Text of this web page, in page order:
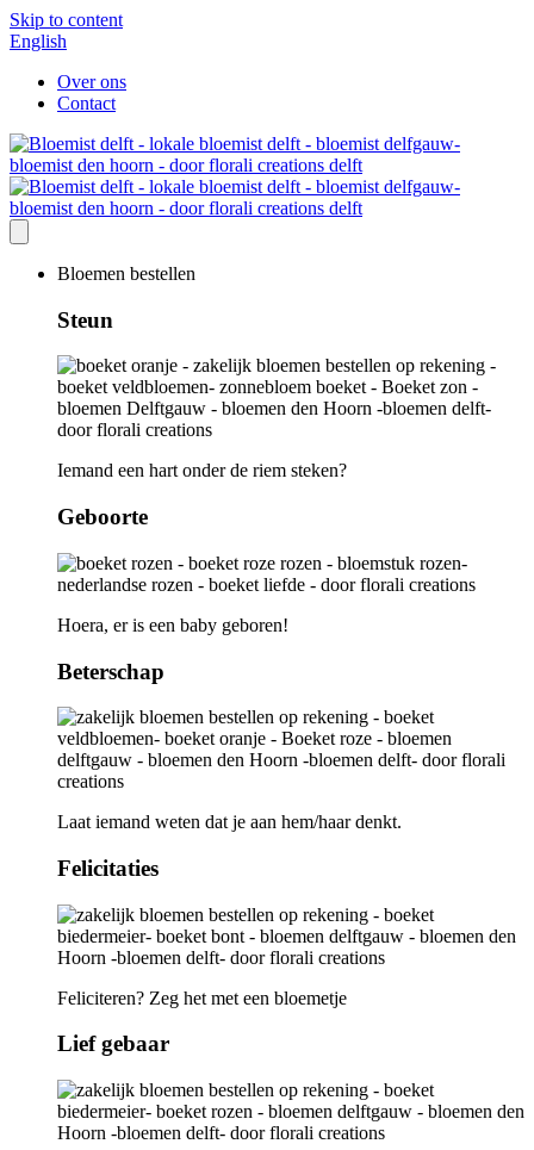
Skip to content
English
Over ons
Contact
Bloemen bestellen
Steun
Iemand een hart onder de riem steken?
Geboorte
Hoera, er is een baby geboren!
Beterschap
Laat iemand weten dat je aan hem/haar denkt.
Felicitaties
Feliciteren? Zeg het met een bloemetje
Lief gebaar